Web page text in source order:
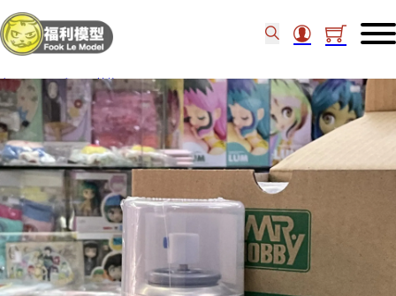
主頁 / 工具類 / 其他工具 / Mr.Hobby B501 TopCoat Gloss 507805